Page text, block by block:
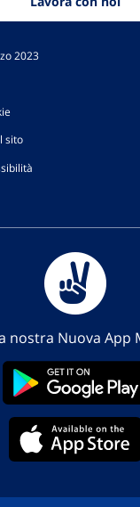
2023
sito
nostra Nuova App